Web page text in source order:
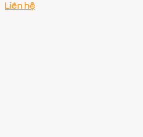
Liên hệ